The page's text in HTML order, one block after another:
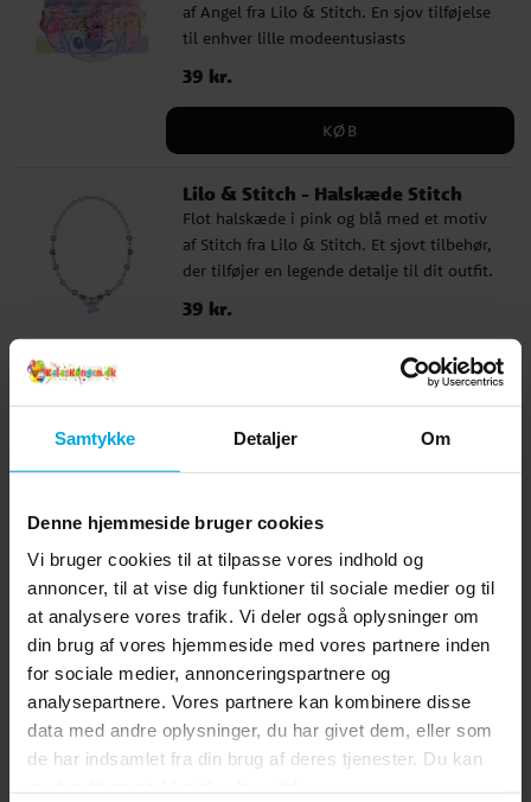
Samtykke Detaljer Om
Denne hjemmeside bruger cookies
Vi bruger cookies til at tilpasse vores indhold og
annoncer, til at vise dig funktioner til sociale medier og til
at analysere vores trafik. Vi deler også oplysninger om
din brug af vores hjemmeside med vores partnere inden
for sociale medier, annonceringspartnere og
analysepartnere. Vores partnere kan kombinere disse
data med andre oplysninger, du har givet dem, eller som
de har indsamlet fra din brug af deres tjenester. Du kan
af Angel fra Lilo & Stitch. En sjov tilføjelse
til enhver lille modeentusiasts
tilbehørssamling! Perfekt til at tilføje et
legende og farverigt touch til ethvert
Pris:39 kr.
39 kr.
KØB
Lilo & Stitch - Halskæde Stitch
Flot halskæde i pink og blå med et motiv
af Stitch fra Lilo & Stitch. Et sjovt tilbehør,
der tilføjer en legende detalje til dit outfit.
Halskæden er i børnestørrelse, perfekt til
Pris:39 kr.
39 kr.
Disney Lilo & Stitch - Børnekasket
Stitch
Flot børnekasket i smukke farvenuancer
Stitch. Kasketten er lavet af 50% bomuld
og 50% polyester. Kasketten har en
omkreds på 53 cm og kan justeres bagpå,
hvilket gør, at den som regel passer til
børn i alderen ca. 4 til 6 år.
Pris :99 kr.
99 kr.
KØB
Lilo & Stitch - Børnekasket Stitch
med ører
Charmerende børnekasket i smukke
farvenuancer med motiv af Stitch med